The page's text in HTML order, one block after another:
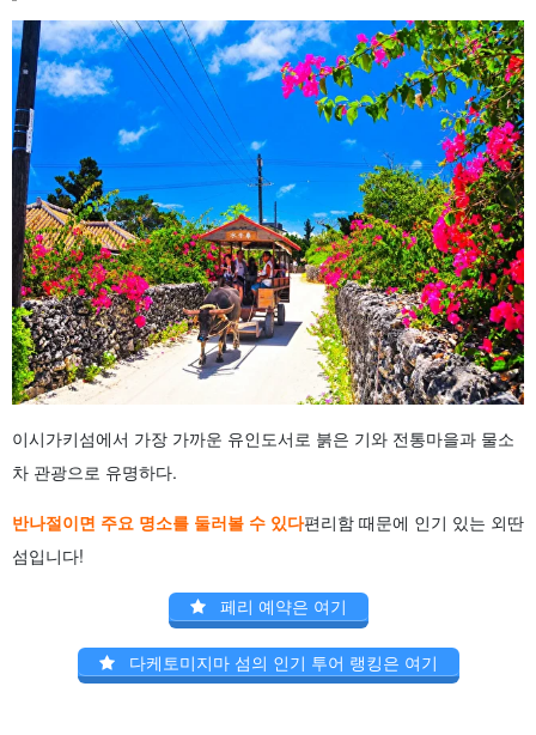
이시가키섬에서 가장 가까운 유인도서로 붉은 기와 전통마을과 물소
차 관광으로 유명하다.
반나절이면 주요 명소를 둘러볼 수 있다편리함 때문에 인기 있는 외딴
섬입니다!
페리 예약은 여기
다케토미지마 섬의 인기 투어 랭킹은 여기